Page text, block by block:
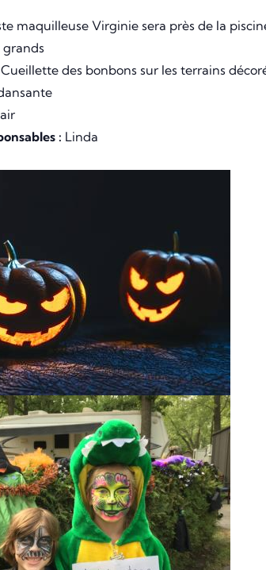
maquilleuse Virginie sera près de la
grands
Cueillette des bonbons sur les terrains
: Linda